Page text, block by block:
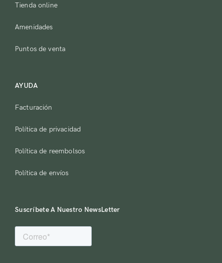
Recuerdame
Tienda online
Amenidades
Puntos de venta
AYUDA
Facturación
Política de privacidad
Política de reembolsos
Política de envíos
Suscríbete A Nuestro NewsLetter